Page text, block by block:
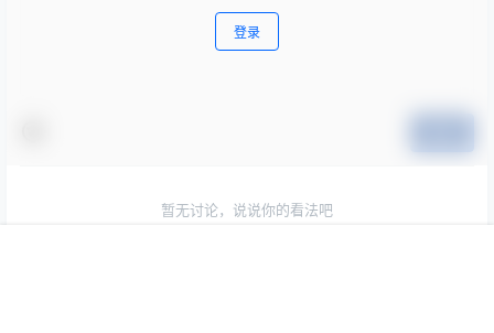
登录
暂无讨论，说说你的看法吧